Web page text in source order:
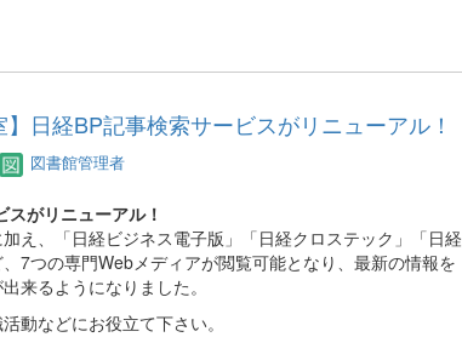
】日経BP記事検索サービスがリニューアル！
図書館管理者
スがリニューアル！
え、「日経ビジネス電子版」「日経クロステック」「日経
7つの専門Webメディアが閲覧可能となり、最新の情報を
来るようになりました。
動などにお役立て下さい。